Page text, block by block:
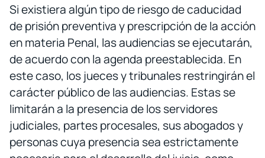
Si existiera algún tipo de riesgo de caducidad
de prisión preventiva y prescripción de la acción
en materia Penal, las audiencias se ejecutarán,
de acuerdo con la agenda preestablecida. En
este caso, los jueces y tribunales restringirán el
carácter público de las audiencias. Estas se
limitarán a la presencia de los servidores
judiciales, partes procesales, sus abogados y
personas cuya presencia sea estrictamente